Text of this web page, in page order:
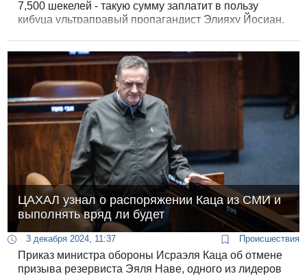
7,500 шекелей - такую сумму заплатит в пользу
кибуца ультраправый пропагандист Элияху Йосиан,
ЦАХАЛ узнал о распоряжении Каца из СМИ и
выполнять вряд ли будет
3 декабря 2024, 11:37 Происшествия
Приказ министра обороны Исраэля Каца об отмене
призыва резервиста Эяля Наве, одного из лидеров